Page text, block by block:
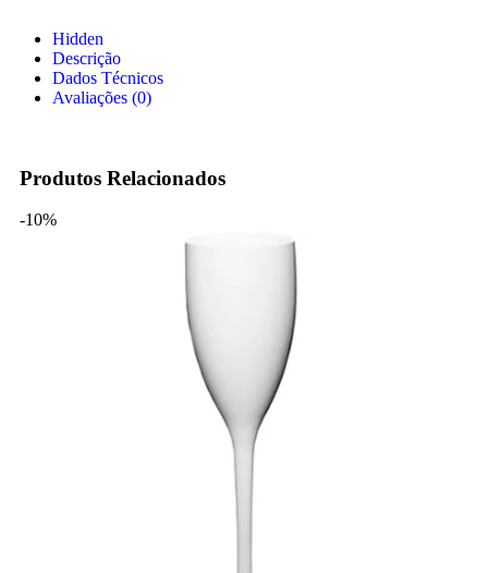
Hidden
Descrição
Dados Técnicos
Avaliações (0)
Produtos Relacionados
-10%